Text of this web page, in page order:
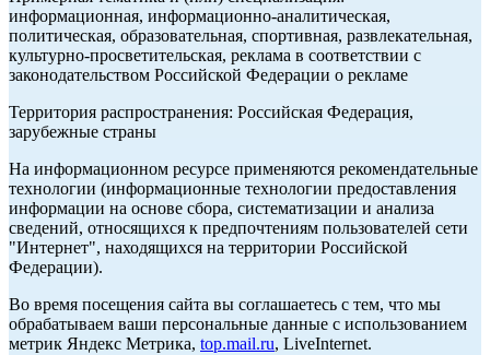
информационная, информационно-аналитическая,
политическая, образовательная, спортивная, развлекательная,
культурно-просветительская, реклама в соответствии с
законодательством Российской Федерации о рекламе
Территория распространения: Российская Федерация,
зарубежные страны
На информационном ресурсе применяются рекомендательные
технологии (информационные технологии предоставления
информации на основе сбора, систематизации и анализа
сведений, относящихся к предпочтениям пользователей сети
"Интернет", находящихся на территории Российской
Федерации).
Во время посещения сайта вы соглашаетесь с тем, что мы
обрабатываем ваши персональные данные с использованием
метрик Яндекс Метрика, top.mail.ru, LiveInternet.